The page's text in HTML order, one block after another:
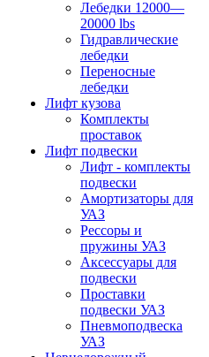
Лебедки 12000—
20000 lbs
Гидравлические
лебедки
Переносные
лебедки
Лифт кузова
Комплекты
проставок
Лифт подвески
Лифт - комплекты
подвески
Амортизаторы для
УАЗ
Рессоры и
пружины УАЗ
Аксессуары для
подвески
Проставки
подвески УАЗ
Пневмоподвеска
УАЗ